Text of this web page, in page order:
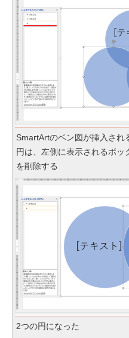
SmartArtのベン図が挿入され
円は、左側に表示されるボ
を削除する
2つの円になった